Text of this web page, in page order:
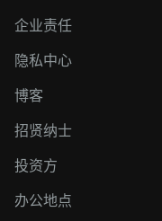
企业责任
隐私中心
博客
招贤纳士
投资方
办公地点